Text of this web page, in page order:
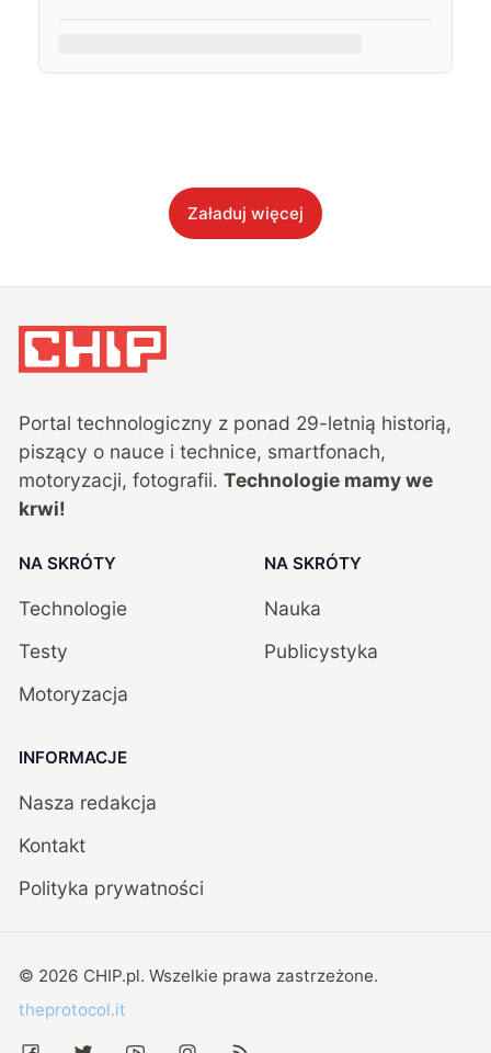
Załaduj więcej
Portal technologiczny z ponad 29-letnią historią,
piszący o nauce i technice, smartfonach,
motoryzacji, fotografii. Technologie mamy we
krwi!
NA SKRÓTY
Technologie
Testy
Motoryzacja
NA SKRÓTY
Nauka
Publicystyka
INFORMACJE
Nasza redakcja
Kontakt
Polityka prywatności
© 2026 CHIP.pl. Wszelkie prawa zastrzeżone.
theprotocol.it